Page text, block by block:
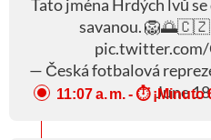
Tato jména Hrdých lvů
savanou. 🦁🌅🇨🇿
— Česká fotbalová
June
11:07 a. m. - ⏱️